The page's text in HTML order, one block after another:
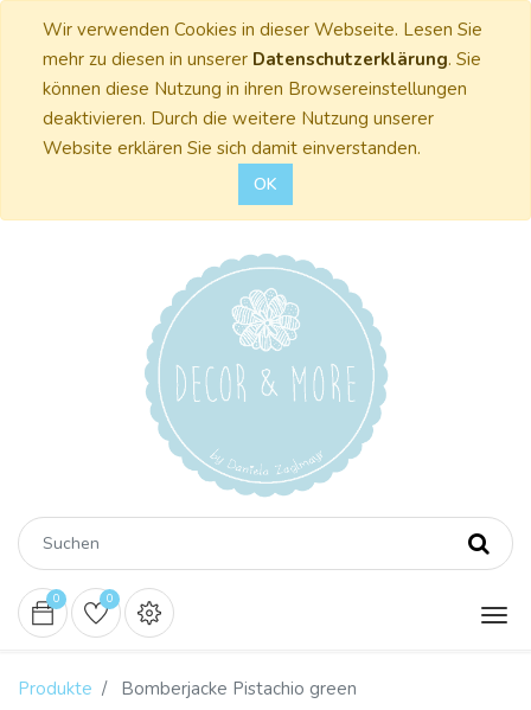
Wir verwenden Cookies in dieser Webseite. Lesen Sie
mehr zu diesen in unserer Datenschutzerklärung. Sie
können diese Nutzung in ihren Browsereinstellungen
deaktivieren. Durch die weitere Nutzung unserer
Website erklären Sie sich damit einverstanden.
OK
0 0
Produkte Bomberjacke Pistachio green